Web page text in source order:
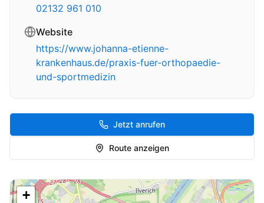
02132 961 010
Website
https://www.johanna-etienne-
krankenhaus.de/praxis-fuer-orthopaedie-
und-sportmedizin
Jetzt anrufen
Route anzeigen
+